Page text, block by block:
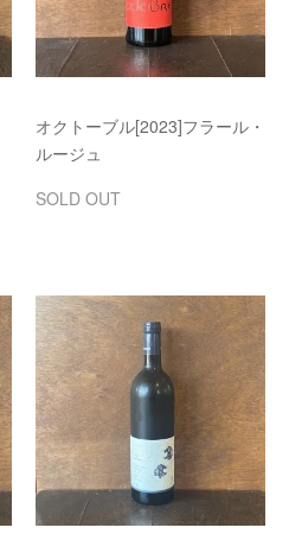
オクトーブル[2023]フラール・
ルージュ
SOLD OUT